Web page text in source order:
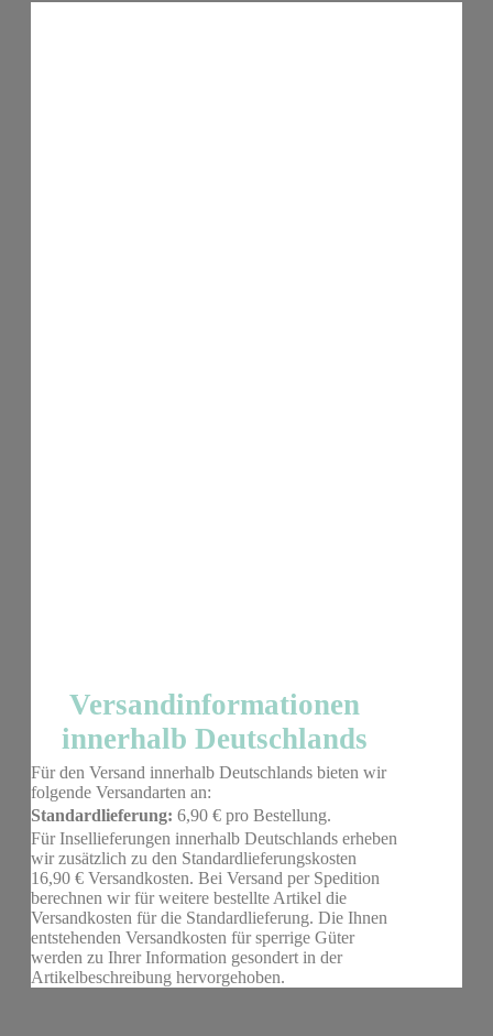
Versandinformationen
innerhalb Deutschlands
Für den Versand innerhalb Deutschlands bieten wir
folgende Versandarten an:
Standardlieferung: 6,90 € pro Bestellung.
Für Insellieferungen innerhalb Deutschlands erheben
wir zusätzlich zu den Standardlieferungskosten
16,90 € Versandkosten. Bei Versand per Spedition
berechnen wir für weitere bestellte Artikel die
Versandkosten für die Standardlieferung. Die Ihnen
entstehenden Versandkosten für sperrige Güter
werden zu Ihrer Information gesondert in der
Artikelbeschreibung hervorgehoben.